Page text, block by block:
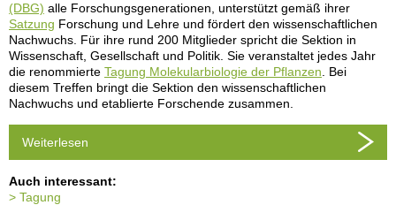
(DBG) alle Forschungsgenerationen, unterstützt gemäß ihrer
Satzung Forschung und Lehre und fördert den wissenschaftlichen
Nachwuchs. Für ihre rund 200 Mitglieder spricht die Sektion in
Wissenschaft, Gesellschaft und Politik. Sie veranstaltet jedes Jahr
die renommierte Tagung Molekularbiologie der Pflanzen . Bei
diesem Treffen bringt die Sektion den wissenschaftlichen
Nachwuchs und etablierte Forschende zusammen.
Weiterlesen
Auch interessant:
Tagung